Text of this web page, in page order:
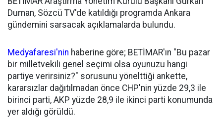
Duman, Sözcü TV'de katıldığı programda Ankara
gündemini sarsacak açıklamalarda bulundu.
Medyafaresi'nin haberine göre; BETİMAR'ın "Bu pazar
bir milletvekili genel seçimi olsa oyunuzu hangi
partiye verirsiniz?" sorusunu yönelttiği ankette,
kararsızlar dağıtılmadan önce CHP'nin yüzde 29,3 ile
birinci parti, AKP yüzde 28,9 ile ikinci parti konumunda
yer aldığı görüldü.